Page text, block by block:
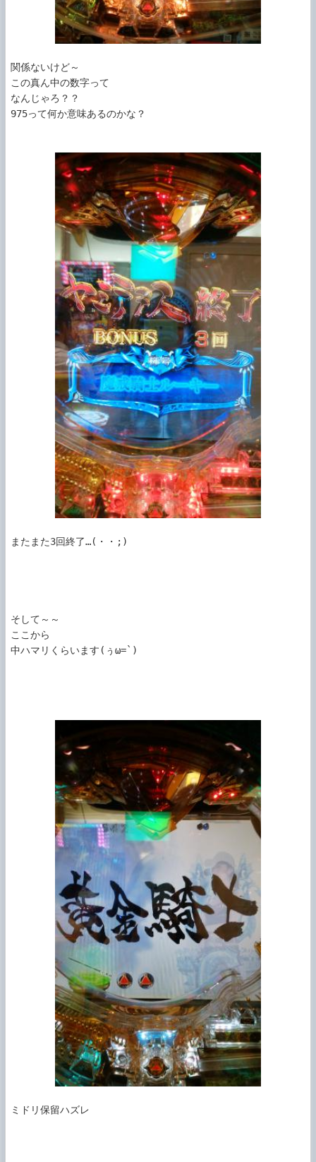
関係ないけど～
この真ん中の数字って
なんじゃろ？？
975って何か意味あるのかな？
またまた3回終了…(・・;)
そして～～
ここから
中ハマリくらいます(ぅω=`)
ミドリ保留ハズレ